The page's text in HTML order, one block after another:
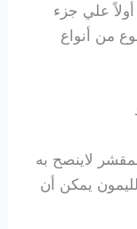
علي جزء
من أنواع
لاينصح به
يمكن أن